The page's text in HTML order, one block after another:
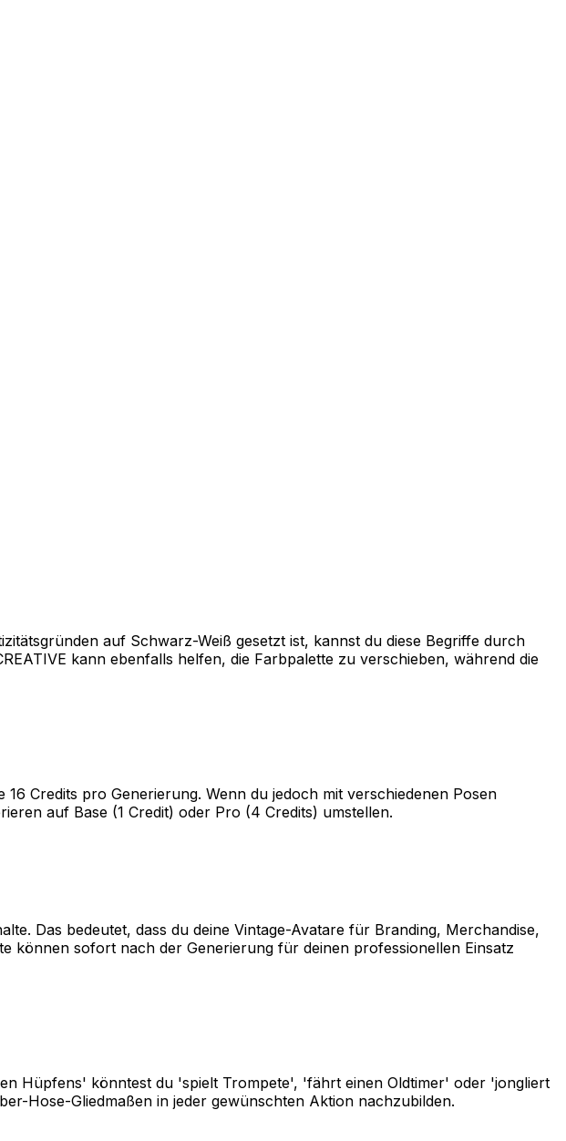
auf Schwarz-Weiß gesetzt ist, kannst du diese Begriffe durch
kann ebenfalls helfen, die Farbpalette zu verschieben, während die
Credits pro Generierung. Wenn du jedoch mit verschiedenen Posen
auf Base (1 Credit) oder Pro (4 Credits) umstellen.
Das bedeutet, dass du deine Vintage-Avatare für Branding, Merchandise,
können sofort nach der Generierung für deinen professionellen Einsatz
Hüpfens' könntest du 'spielt Trompete', 'fährt einen Oldtimer' oder 'jongliert
Hose-Gliedmaßen in jeder gewünschten Aktion nachzubilden.